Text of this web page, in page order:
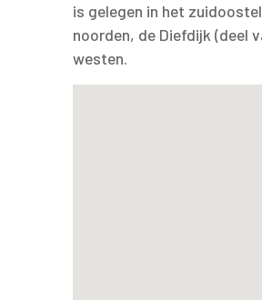
is gelegen in het
noorden, de Diefdijk (deel
westen.